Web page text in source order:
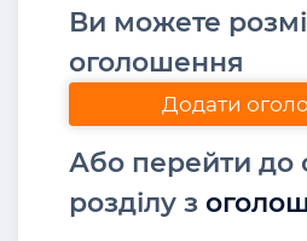
Ви можете
оголошення
Додати
Або перейти до
розділу з